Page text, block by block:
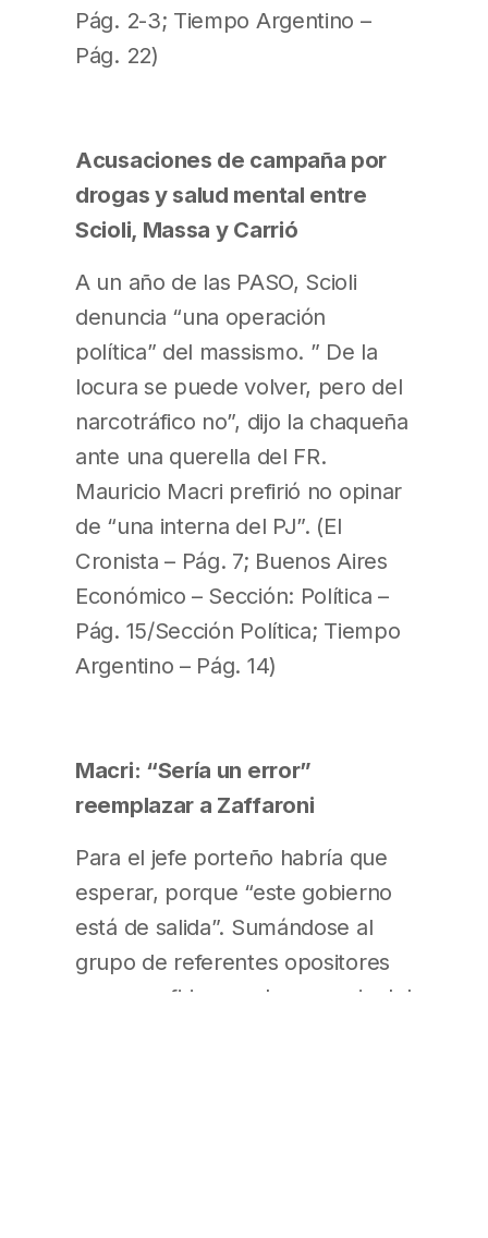
Pág. 2-3; Tiempo Argentino –
Pág. 22)
Acusaciones de campaña por
drogas y salud mental entre
Scioli, Massa y Carrió
A un año de las PASO, Scioli
denuncia “una operación
política” del massismo. ” De la
locura se puede volver, pero del
narcotráfico no”, dijo la chaqueña
ante una querella del FR.
Mauricio Macri prefirió no opinar
de “una interna del PJ”. (El
Cronista – Pág. 7; Buenos Aires
Económico – Sección: Política –
Pág. 15/Sección Política; Tiempo
Argentino – Pág. 14)
Macri: “Sería un error”
reemplazar a Zaffaroni
Para el jefe porteño habría que
esperar, porque “este gobierno
está de salida”. Sumándose al
grupo de referentes opositores
que se refirieron a la renuncia del